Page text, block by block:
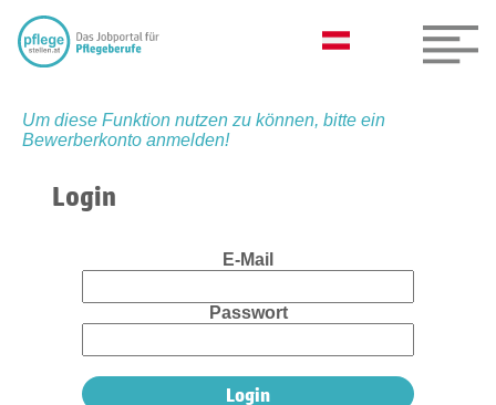
Um diese Funktion nutzen zu können, bitte ein
Bewerberkonto anmelden!
Login
E-Mail
Passwort